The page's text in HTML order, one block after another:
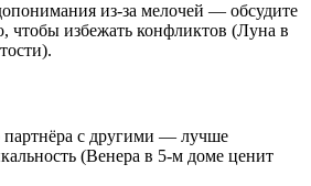
из-за мелочей — обсудите
чтобы избежать конфликтов (Луна в
партнёра с другими — лучше
(Венера в 5-м доме ценит